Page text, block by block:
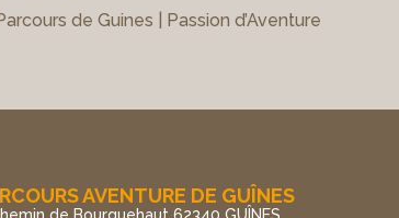
de Guines | Passion d’Aventure
AVENTURE DE GUÎNES
de Bourquehaut 62340 GUÎNES